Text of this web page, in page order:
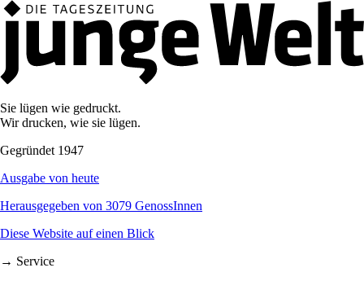
Sie lügen wie gedruckt.
Wir drucken, wie sie lügen.
Gegründet 1947
Ausgabe von heute
Herausgegeben von 3079 GenossInnen
Diese Website auf einen Blick
→ Service